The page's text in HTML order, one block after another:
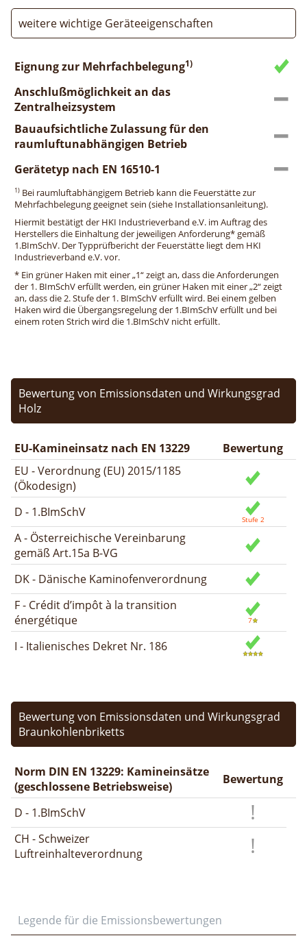
weitere wichtige Geräteeigenschaften
Eignung zur Mehrfachbelegung1)
Anschlußmöglichkeit an das
Zentralheizsystem
Bauaufsichtliche Zulassung für den
raumluftunabhängigen Betrieb
Gerätetyp nach EN 16510-1
1) Bei raumluftabhängigem Betrieb kann die Feuerstätte zur
Mehrfachbelegung geeignet sein (siehe Installationsanleitung).
Hiermit bestätigt der HKI Industrieverband e.V. im Auftrag des
Herstellers die Einhaltung der jeweiligen Anforderung* gemäß
1.BImSchV. Der Typprüfbericht der Feuerstätte liegt dem HKI
Industrieverband e.V. vor.
* Ein grüner Haken mit einer „1“ zeigt an, dass die Anforderungen
der 1. BImSchV erfüllt werden, ein grüner Haken mit einer „2“ zeigt
an, dass die 2. Stufe der 1. BImSchV erfüllt wird. Bei einem gelben
Haken wird die Übergangsregelung der 1.BImSchV erfüllt und bei
einem roten Strich wird die 1.BImSchV nicht erfüllt.
Bewertung von Emissionsdaten und Wirkungsgrad
Holz
EU-Kamineinsatz nach EN 13229
Bewertung
EU - Verordnung (EU) 2015/1185
(Ökodesign)
D - 1.BImSchV
A - Österreichische Vereinbarung
gemäß Art.15a B-VG
DK - Dänische Kaminofenverordnung
F - Crédit d’impôt à la transition
énergétique
I - Italienisches Dekret Nr. 186
Bewertung von Emissionsdaten und Wirkungsgrad
Braunkohlenbriketts
Norm DIN EN 13229: Kamineinsätze
(geschlossene Betriebsweise)
Bewertung
D - 1.BImSchV
CH - Schweizer
Luftreinhalteverordnung
Legende für die Emissionsbewertungen